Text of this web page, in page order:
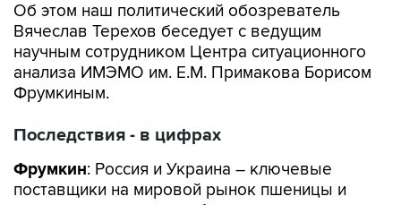
Об этом наш политический обозреватель
Вячеслав Терехов беседует с ведущим
научным сотрудником Центра ситуационного
анализа ИМЭМО им. Е.М. Примакова Борисом
Фрумкиным.
Последствия - в цифрах
Фрумкин: Россия и Украина – ключевые
поставщики на мировой рынок пшеницы и